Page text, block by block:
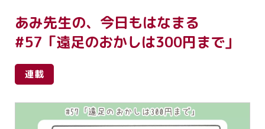
あみ先生の、今日もはなまる
#57「遠足のおかしは300円まで」
連載